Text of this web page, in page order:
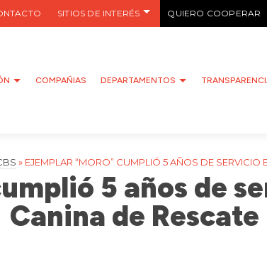
SITIOS DE INTERÉS QUIERO COOPERAR
COMPAÑIAS DEPARTAMENTOS
» EJEMPLAR “MORO” CUMPLIÓ 5 AÑOS DE SERVICIO
5 años de
Canina de Rescate